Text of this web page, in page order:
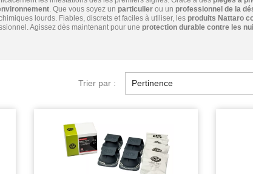
. Que vous soyez un particulier ou un professionnel de la
lourds. Fiables, discrets et faciles à utiliser, les produits Nattaro
Agissez dès maintenant pour une protection durable contre les
Trier par : Pertinence